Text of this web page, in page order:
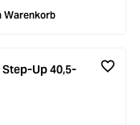
Warenkorb
Up 40,5-